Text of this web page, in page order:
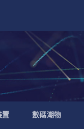
置 數碼潮物